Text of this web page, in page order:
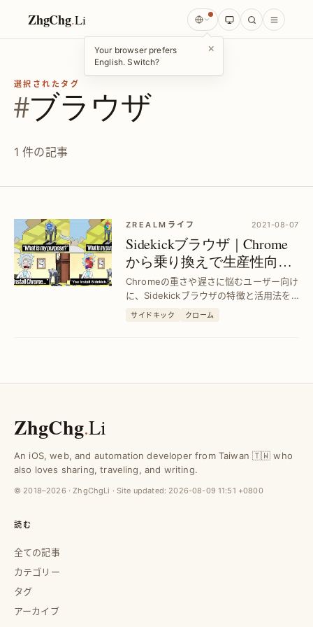
ZhgChg.Li
Your browser prefers
English. Switch?
×
選択されたタグ
#ブラウザ
1 件の記事
ZREALMライフ 2021-08-07
Sidekickブラウザ｜Chrome
から乗り換えで生産性向上
を実現する秘訣
Chromeの重さや遅さに悩むユーザー向け
に、Sidekickブラウザの特徴と活用法を
解説。軽快な操作性と効率化機能で作業
サイドキック クローム
ZhgChg.Li
An iOS, web, and automation developer from Taiwan 🇹🇼 who
also loves sharing, traveling, and writing.
© 2018–2026 · ZhgChgLi · Site updated: 2026-08-09 11:51 +0800
読む
全ての記事
カテゴリー
タグ
アーカイブ